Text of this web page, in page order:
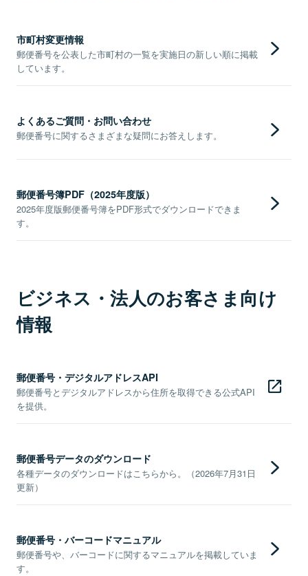
市町村変更情報
郵便番号を公表した市町村の一覧を実施日の新しい順に掲載
しています。
よくあるご質問・お問い合わせ
郵便番号に関するさまざまな疑問にお答えします。
郵便番号簿PDF（2025年度版）
2025年度版郵便番号簿をPDF形式でダウンロードできま
す。
ビジネス・法人のお客さま向け
情報
郵便番号・デジタルアドレスAPI
郵便番号とデジタルアドレスから住所を取得できる公式API
を提供。
郵便番号データのダウンロード
各種データのダウンロードはこちらから。（2026年7月31日
更新）
郵便番号・バーコードマニュアル
郵便番号や、バーコードに関するマニュアルを掲載していま
す。